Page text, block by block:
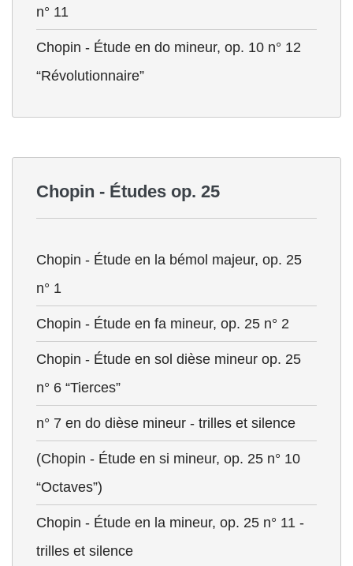
n° 11
Chopin - Étude en do mineur, op. 10 n° 12
“Révolutionnaire”
Chopin - Études op. 25
Chopin - Étude en la bémol majeur, op. 25
n° 1
Chopin - Étude en fa mineur, op. 25 n° 2
Chopin - Étude en sol dièse mineur op. 25
n° 6 “Tierces”
n° 7 en do dièse mineur - trilles et silence
(Chopin - Étude en si mineur, op. 25 n° 10
“Octaves”)
Chopin - Étude en la mineur, op. 25 n° 11 -
trilles et silence